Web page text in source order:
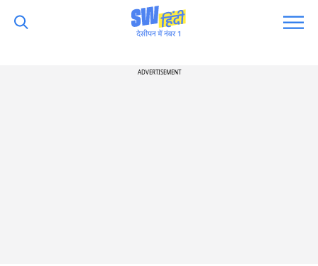
ADVERTISEMENT